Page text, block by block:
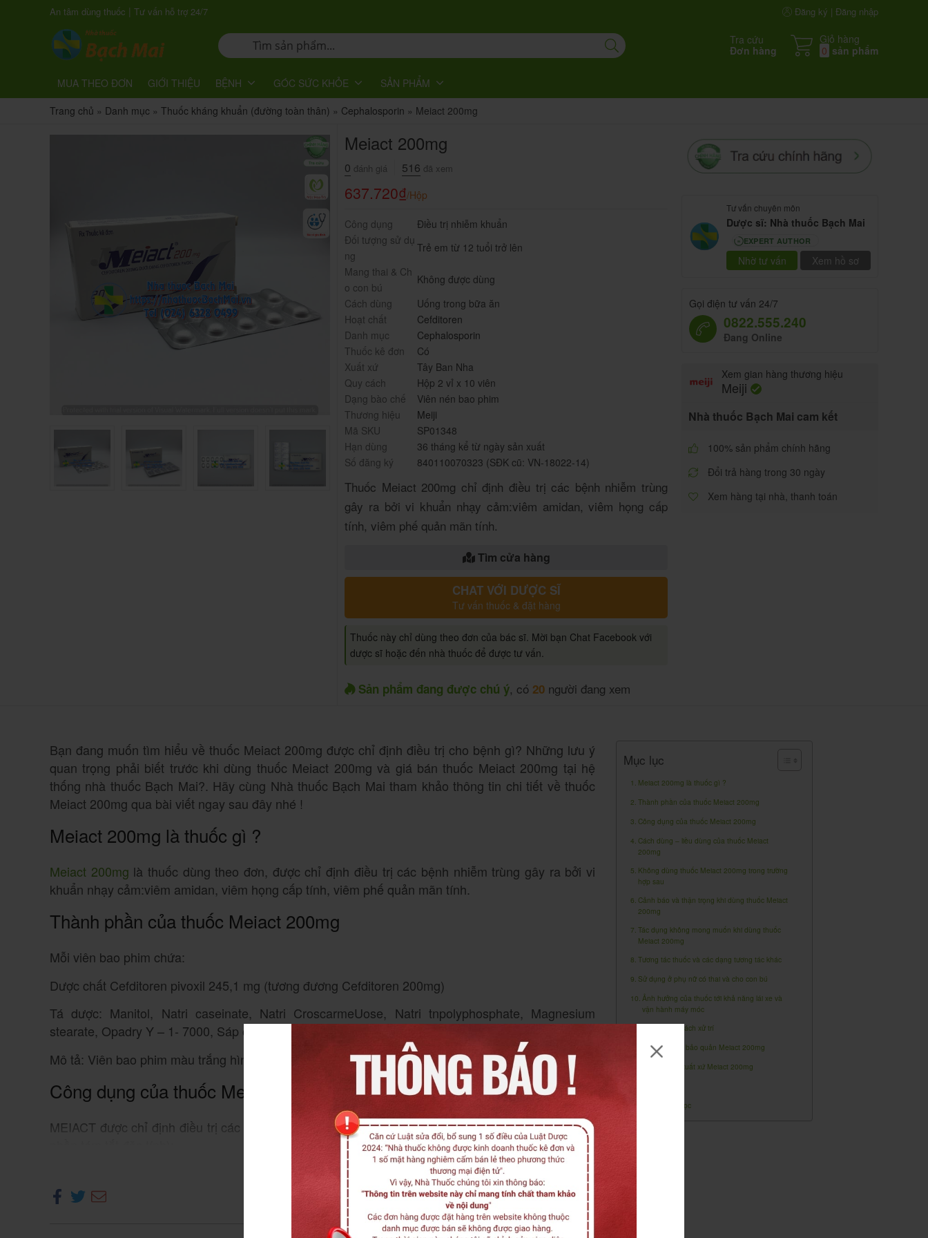
An tâm dùng thuốc | Tư vấn hỗ trợ 24/7 Đăng ký | Đăng nhập
Tra cứu
Đơn hàng
Giỏ hàng
0 sản phẩm
MUA THEO ĐƠN GIỚI THIỆU BỆNH GÓC SỨC KHỎE
SẢN PHẨM
Trang chủ » Danh mục » Thuốc kháng khuẩn (đường toàn thân) » Cephalosporin » Meiact 200mg
Meiact 200mg
0 đánh giá 516 đã xem
637.720₫/Hộp
Công dụng
Điều trị nhiễm khuẩn
Đối tượng sử dụ
ng
Trẻ em từ 12 tuổi trở lên
Mang thai & Ch
o con bú
Không được dùng
Cách dùng
Uống trong bữa ăn
Hoạt chất
Cefditoren
Danh mục
Cephalosporin
Thuốc kê đơn
Có
Xuất xứ
Tây Ban Nha
Quy cách
Hộp 2 vỉ x 10 viên
Dạng bào chế
Viên nén bao phim
Thương hiệu
Meiji
Mã SKU
SP01348
Hạn dùng
36 tháng kể từ ngày sản xuất
Số đăng ký
840110070323 (SĐK cũ: VN-18022-14)
Thuốc Meiact 200mg chỉ định điều trị các bệnh nhiễm trùng
gây ra bởi vi khuẩn nhạy cảm:viêm amidan, viêm họng cấp
tính, viêm phế quản mãn tính.
Tìm cửa hàng
CHAT VỚI DƯỢC SĨ
Tư vấn thuốc & đặt hàng
Thuốc này chỉ dùng theo đơn của bác sĩ. Mời bạn Chat Facebook với
dược sĩ hoặc đến nhà thuốc để được tư vấn.
Sản phẩm đang được chú ý, có 20 người đang xem
Tư vấn chuyên môn
Dược sĩ: Nhà thuốc Bạch Mai
80 EXPERT AUTHOR
Nhờ tư vấn Xem hồ sơ
Gọi điện tư vấn 24/7
0822.555.240
Đang Online
Xem gian hàng thương hiệu
Meiji
Nhà thuốc Bạch Mai cam kết
100% sản phẩm chính hãng
Đổi trả hàng trong 30 ngày
Xem hàng tại nhà, thanh toán
Bạn đang muốn tìm hiểu về thuốc Meiact 200mg được chỉ định điều trị cho bệnh gì? Những lưu ý
quan trọng phải biết trước khi dùng thuốc Meiact 200mg và giá bán thuốc Meiact 200mg tại hệ
thống nhà thuốc Bạch Mai?. Hãy cùng Nhà thuốc Bạch Mai tham khảo thông tin chi tiết về thuốc
Meiact 200mg qua bài viết ngay sau đây nhé !
Meiact 200mg là thuốc gì ?
Meiact 200mg là thuốc dùng theo đơn, được chỉ định điều trị các bệnh nhiễm trùng gây ra bởi vi
khuẩn nhạy cảm:viêm amidan, viêm họng cấp tính, viêm phế quản mãn tính.
Thành phần của thuốc Meiact 200mg
Mỗi viên bao phim chứa:
Dược chất Cefditoren pivoxil 245,1 mg (tương đương Cefditoren 200mg)
Tá dược: Manitol, Natri caseinate, Natri CroscarmeUose, Natri tnpolyphosphate, Magnesium
stearate, Opadry Y – 1- 7000, Sáp ong, Opacode S-1-20-986 màu xanh.
Mô tả: Viên bao phim màu trắng hình bầu dục, một mặt viên in “TMF” bằng mực xanh
Công dụng của thuốc Meiact 200mg
MEIACT được chỉ định điều trị các nhiễm trùng sau gây ra bởi các chủng vi khuẩn nhạy cảm (xem
– Viêm xoang xương hàm trên cấp tính.
Báo cáo nội dung không chính xác-Miễn trừ trách nhiệm
Mục lục
Meiact 200mg là thuốc gì ?
Thành phần của thuốc Meiact 200mg
Công dụng của thuốc Meiact 200mg
Cách dùng – liều dùng của thuốc Meiact
200mg
Không dùng thuốc Meiact 200mg trong trường
hợp sau
Cảnh báo và thận trọng khi dùng thuốc Meiact
200mg
Tác dụng không mong muốn khi dùng thuốc
Meiact 200mg
Tương tác thuốc và các dạng tương tác khác
Sử dụng ở phụ nữ có thai và cho con bú
Ảnh hưởng của thuốc tới khả năng lái xe và
vận hành máy móc
Quá liều và cách xử trí
Hạn dùng và bảo quản Meiact 200mg
Nguồn gốc, xuất xứ Meiact 200mg
Dược động học